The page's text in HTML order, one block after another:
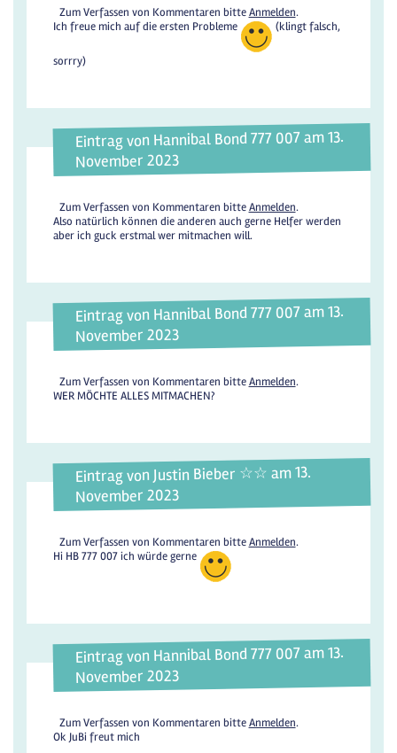
Zum Verfassen von Kommentaren bitteAnmelden.
Ich freue mich auf die ersten Probleme
(klingt falsch,
sorrry)
Eintrag von Hannibal Bond 777 007 am 13.
November 2023
Zum Verfassen von Kommentaren bitteAnmelden.
Also natürlich können die anderen auch gerne Helfer werden
aber ich guck erstmal wer mitmachen will.
Eintrag von Hannibal Bond 777 007 am 13.
November 2023
Zum Verfassen von Kommentaren bitteAnmelden.
WER MÖCHTE ALLES MITMACHEN?
Eintrag von Justin Bieber ☆☆ am 13.
November 2023
Zum Verfassen von Kommentaren bitteAnmelden.
Hi HB 777 007 ich würde gerne
Eintrag von Hannibal Bond 777 007 am 13.
November 2023
Zum Verfassen von Kommentaren bitteAnmelden.
Ok JuBi freut mich